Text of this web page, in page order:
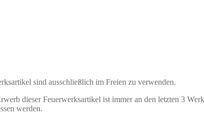
sind ausschließlich im Freien zu verwenden.
dieser Feuerwerksartikel ist immer an den letzten 3
werden.